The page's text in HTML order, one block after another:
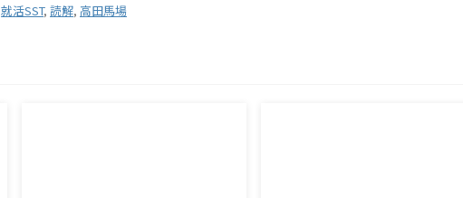
就活SST, 読解, 高田馬場